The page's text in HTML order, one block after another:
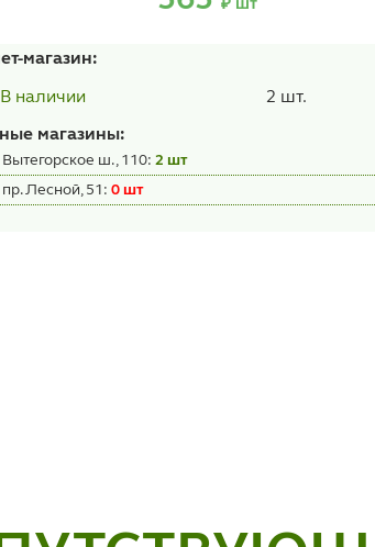
₽ шт
магазин:
В наличии 2 шт.
магазины:
Вытегорское ш., 110:2 шт
пр. Лесной, 51:0 шт